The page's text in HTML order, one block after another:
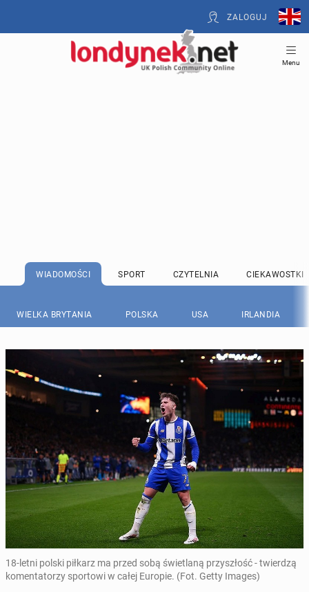
ZALOGUJ
Menu
WIADOMOŚCI SPORT CZYTELNIA CIEKAWOSTKI
WIELKA BRYTANIA POLSKA USA IRLANDIA
18-letni polski piłkarz ma przed sobą świetlaną przyszłość - twierdzą
komentatorzy sportowi w całej Europie. (Fot. Getty Images)